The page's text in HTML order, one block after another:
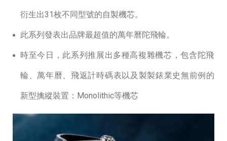
衍⽣出31枚不同型號的⾃製機芯。
此系列發表出品牌最超值的萬年曆陀⾶輪。
時至今⽇，此系列推展出多種⾼複雜機芯，包含陀⾶
輪、萬年曆、飛返計時碼表以及製製錶業史無前例的
新型擒縱裝置：Monolithic等機芯